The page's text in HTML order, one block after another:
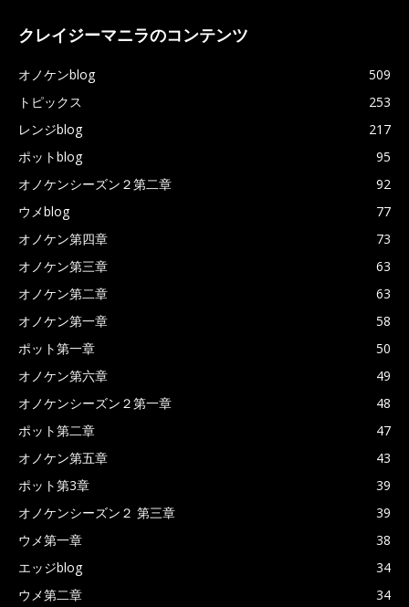
クレイジーマニラのコンテンツ
オノケンblog
509
トピックス
253
レンジblog
217
ポットblog
95
オノケンシーズン２第二章
92
ウメblog
77
オノケン第四章
73
オノケン第三章
63
オノケン第二章
63
オノケン第一章
58
ポット第一章
50
オノケン第六章
49
オノケンシーズン２第一章
48
ポット第二章
47
オノケン第五章
43
ポット第3章
39
オノケンシーズン２ 第三章
39
ウメ第一章
38
エッジblog
34
ウメ第二章
34